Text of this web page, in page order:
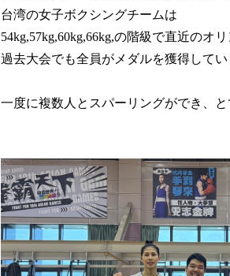
台湾の女子ボクシングチームは
54kg,57kg,60kg,66kg,の階級で直近のオ
過去大会でも全員がメダルを獲得してい
一度に複数人とスパーリングができ、と